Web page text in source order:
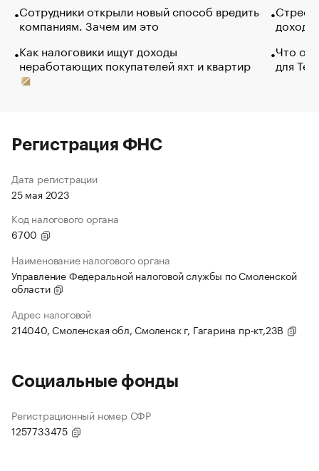
Сотрудники открыли новый способ вредить
компаниям. Зачем им это
Как налоговики ищут доходы
неработающих покупателей яхт и квартир
Что
для
Регистрация ФНС
Дата регистрации
25 мая 2023
Код налогового органа
6700
Наименование налогового органа
Управление Федеральной налоговой службы по Смоленской
области
Адрес налоговой
214040, Смоленская обл, Смоленск г, Гагарина пр-кт,23В
Социальные фонды
Регистрационный номер СФР
1257733475